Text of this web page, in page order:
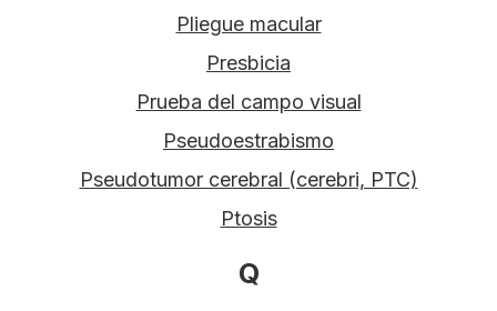
Pliegue macular
Presbicia
Prueba del campo visual
Pseudoestrabismo
Pseudotumor cerebral (cerebri, PTC)
Ptosis
Q